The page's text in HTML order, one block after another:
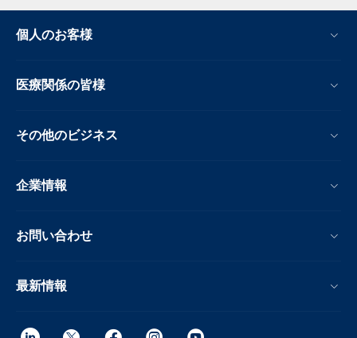
個人のお客様
医療関係の皆様
その他のビジネス
企業情報
お問い合わせ
最新情報